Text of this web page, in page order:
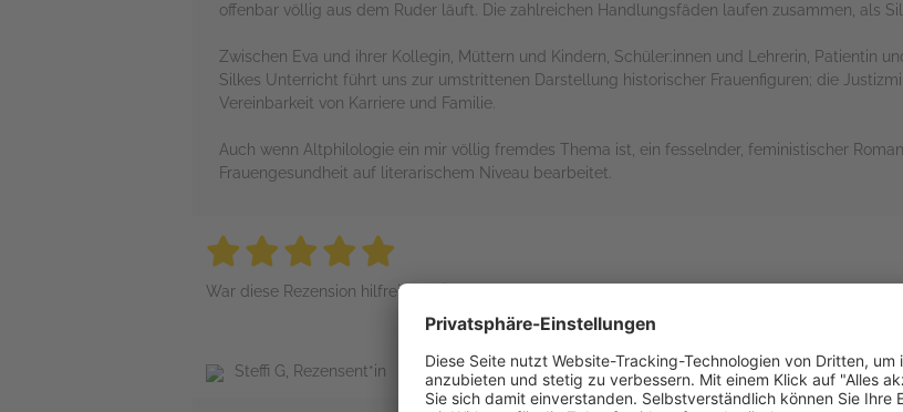
offenbar völlig aus dem Ruder läuft. Die zahlreichen Handlungsfäden laufen zusammen, als
Zwischen Eva und ihrer Kollegin, Müttern und Kindern, Schüler:innen und Lehrerin, Patientin
Silkes Unterricht führt uns zur umstrittenen Darstellung historischer Frauenfiguren; die
Vereinbarkeit von Karriere und Familie.
Auch wenn Altphilologie ein mir völlig fremdes Thema ist, ein fesselnder, feministischer
Frauengesundheit auf literarischem Niveau bearbeitet.
5 stars
5 stars
5 stars
5 stars
War diese Rezension hilfreich?
Steffi G, Rezensent*in